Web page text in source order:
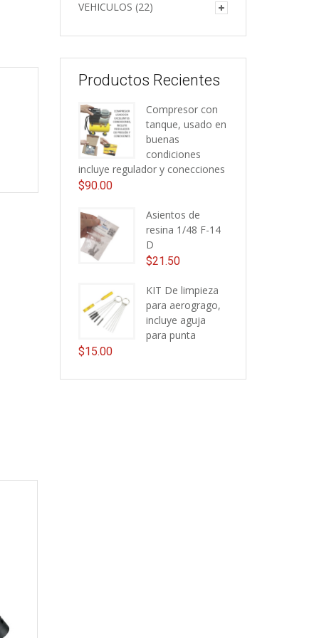
VEHICULOS (22)
Productos Recientes
Compresor con
tanque, usado en
buenas
condiciones
incluye regulador y conecciones
$90.00
Asientos de
resina 1/48 F-14
D
$21.50
KIT De limpieza
para aerogrago,
incluye aguja
para punta
$15.00